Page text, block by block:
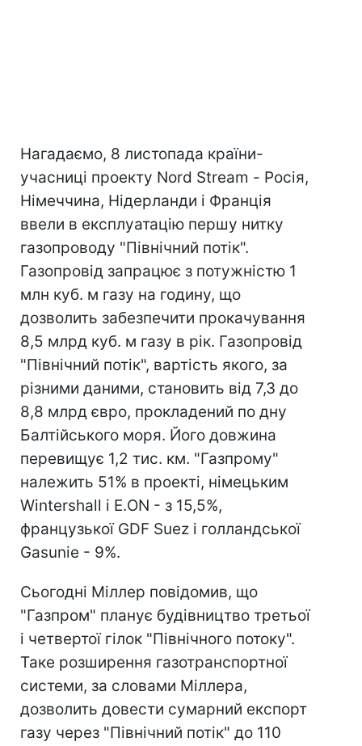
Нагадаємо, 8 листопада країни-
учасниці проекту Nord Stream - Росія,
Німеччина, Нідерланди і Франція
ввели в експлуатацію першу нитку
газопроводу "Північний потік".
Газопровід запрацює з потужністю 1
млн куб. м газу на годину, що
дозволить забезпечити прокачування
8,5 млрд куб. м газу в рік. Газопровід
"Північний потік", вартість якого, за
різними даними, становить від 7,3 до
8,8 млрд євро, прокладений по дну
Балтійського моря. Його довжина
перевищує 1,2 тис. км. "Газпрому"
належить 51% в проекті, німецьким
Wintershall і E.ON - з 15,5%,
французької GDF Suez і голландської
Gasunie - 9%.
Сьогодні Міллер повідомив, що
"Газпром" планує будівництво третьої
і четвертої гілок "Північного потоку".
Таке розширення газотранспортної
системи, за словами Міллера,
дозволить довести сумарний експорт
газу через "Північний потік" до 110